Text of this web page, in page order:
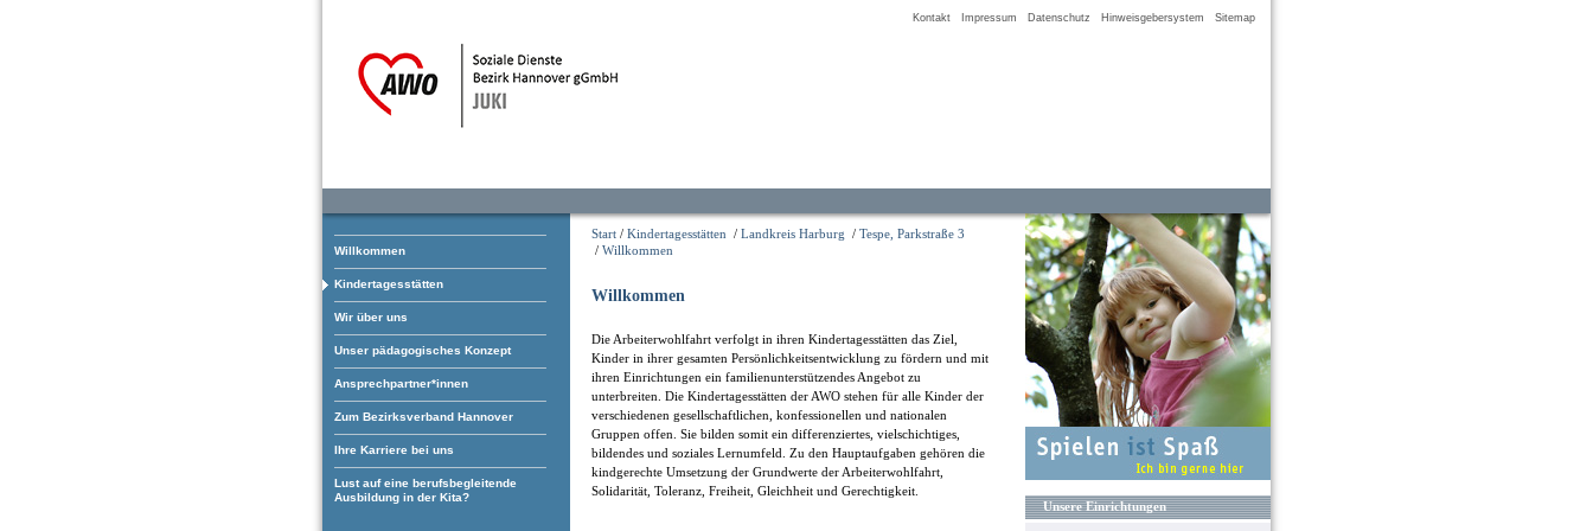
Kontakt Impressum Datenschutz Hinweisgebersystem Sitemap
Willkommen
Kindertagesstätten
Wir über uns
Unser pädagogisches Konzept
Ansprechpartner*innen
Zum Bezirksverband Hannover
Ihre Karriere bei uns
Lust auf eine berufsbegleitende
Ausbildung in der Kita?
Start / Kindertagesstätten / Landkreis Harburg / Tespe, Parkstraße 3
/ Willkommen
Willkommen
Die Arbeiterwohlfahrt verfolgt in ihren Kindertagesstätten das Ziel,
Kinder in ihrer gesamten Persönlichkeitsentwicklung zu fördern und mit
ihren Einrichtungen ein familienunterstützendes Angebot zu
unterbreiten. Die Kindertagesstätten der AWO stehen für alle Kinder der
verschiedenen gesellschaftlichen, konfessionellen und nationalen
Gruppen offen. Sie bilden somit ein differenziertes, vielschichtiges,
bildendes und soziales Lernumfeld. Zu den Hauptaufgaben gehören die
kindgerechte Umsetzung der Grundwerte der Arbeiterwohlfahrt,
Solidarität, Toleranz, Freiheit, Gleichheit und Gerechtigkeit.
Unsere Einrichtungen